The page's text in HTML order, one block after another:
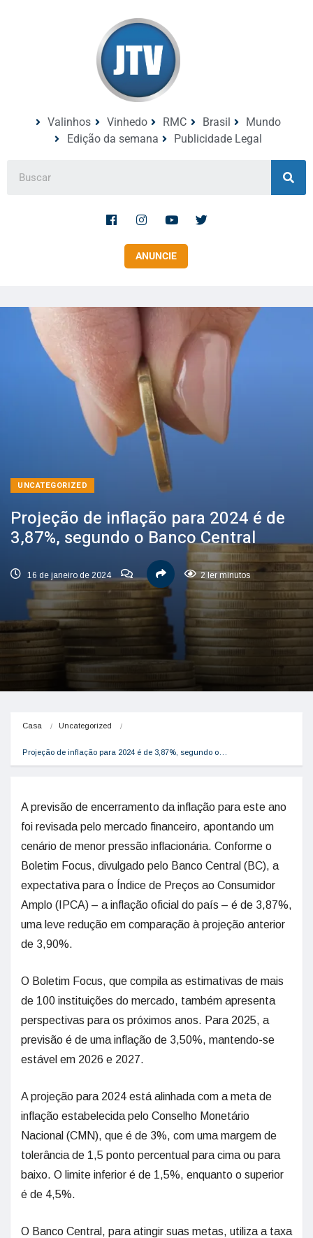
Valinhos Vinhedo RMC Brasil
Mundo
Edição da semana
Publicidade Legal
ANUNCIE
UNCATEGORIZED
Projeção de inflação para 2024 é de
3,87%, segundo o Banco Central
16 de janeiro de 2024 2 ler minutos
Casa Uncategorized
Projeção de inflação para 2024 é de 3,87%, segundo o…
A previsão de encerramento da inflação para este ano
foi revisada pelo mercado financeiro, apontando um
cenário de menor pressão inflacionária. Conforme o
Boletim Focus, divulgado pelo Banco Central (BC), a
expectativa para o Índice de Preços ao Consumidor
Amplo (IPCA) – a inflação oficial do país – é de 3,87%,
uma leve redução em comparação à projeção anterior
de 3,90%.
O Boletim Focus, que compila as estimativas de mais
de 100 instituições do mercado, também apresenta
perspectivas para os próximos anos. Para 2025, a
previsão é de uma inflação de 3,50%, mantendo-se
estável em 2026 e 2027.
A projeção para 2024 está alinhada com a meta de
inflação estabelecida pelo Conselho Monetário
Nacional (CMN), que é de 3%, com uma margem de
tolerância de 1,5 ponto percentual para cima ou para
baixo. O limite inferior é de 1,5%, enquanto o superior
é de 4,5%.
O Banco Central, para atingir suas metas, utiliza a taxa